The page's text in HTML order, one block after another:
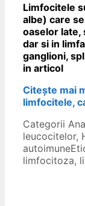
Limfocitele
albe) care
oaselor late,
dar si in
ganglioni,
in articol
Citește mai
limfocitele,
Categorii
leucocitelor,
autoimune
limfocitoza,